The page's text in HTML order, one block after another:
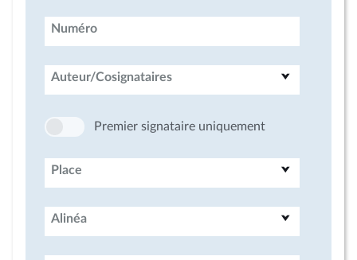
Numéro
Auteur/Cosignataires
Premier signataire uniquement
Place
Alinéa